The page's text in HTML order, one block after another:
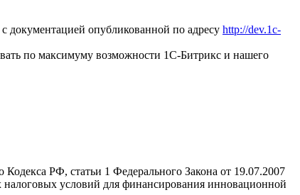
опубликованной по адресу http://dev.1c-
по максимуму возможности 1С-Битрикс и нашего
РФ, статьи 1 Федерального Закона от 19.07.2007
условий для финансирования инновационной